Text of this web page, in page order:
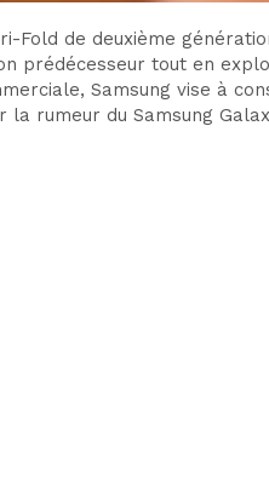
Fold de deuxième
tout en
Samsung vise à
rumeur du Samsung